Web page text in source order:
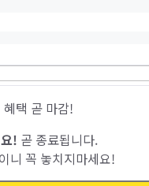
혜택 곧 마감!
! 곧 종료됩니다.
니 꼭 놓치지마세요!